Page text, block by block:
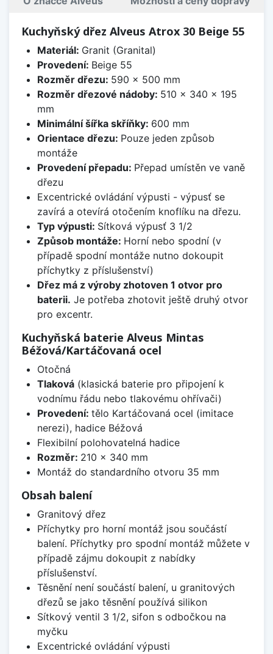
Kuchyňský dřez Alveus Atrox 30 Beige 55
Materiál: Granit (Granital)
Provedení: Beige 55
Rozměr dřezu: 590 x 500 mm
Rozměr dřezové nádoby: 510 x 340 x 195
mm
Minimální šířka skříňky: 600 mm
Orientace dřezu: Pouze jeden způsob
montáže
Provedení přepadu: Přepad umístěn ve vaně
dřezu
Excentrické ovládání výpusti - výpusť se
zavírá a otevírá otočením knoflíku na dřezu.
Typ výpusti: Sítková výpusť 3 1/2
Způsob montáže: Horní nebo spodní (v
případě spodní montáže nutno dokoupit
příchytky z příslušenství)
Dřez má z výroby zhotoven 1 otvor pro
baterii. Je potřeba zhotovit ještě druhý otvor
pro excentr.
Kuchyňská baterie Alveus Mintas
Béžová/Kartáčovaná ocel
Otočná
Tlaková(klasická baterie pro připojení k
vodnímu řádu nebo tlakovému ohřívači)
Provedení: tělo Kartáčovaná ocel (imitace
nerezi), hadice Béžová
Flexibilní polohovatelná hadice
Rozměr: 210 x 340 mm
Montáž do standardního otvoru 35 mm
Obsah balení
Granitový dřez
Příchytky pro horní montáž jsou součástí
balení. Příchytky pro spodní montáž můžete v
případě zájmu dokoupit z nabídky
příslušenství.
Těsnění není součástí balení, u granitových
dřezů se jako těsnění používá silikon
Sítkový ventil 3 1/2, sifon s odbočkou na
myčku
Excentrické ovládání výpusti